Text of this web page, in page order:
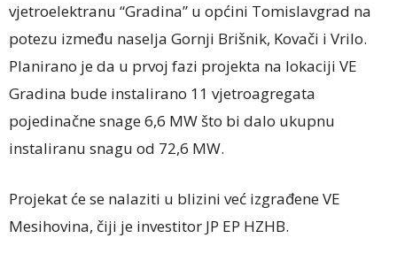
vjetroelektranu “Gradina” u općini Tomislavgrad na
potezu između naselja Gornji Brišnik, Kovači i Vrilo.
Planirano je da u prvoj fazi projekta na lokaciji VE
Gradina bude instalirano 11 vjetroagregata
pojedinačne snage 6,6 MW što bi dalo ukupnu
instaliranu snagu od 72,6 MW.
Projekat će se nalaziti u blizini već izgrađene VE
Mesihovina, čiji je investitor JP EP HZHB.